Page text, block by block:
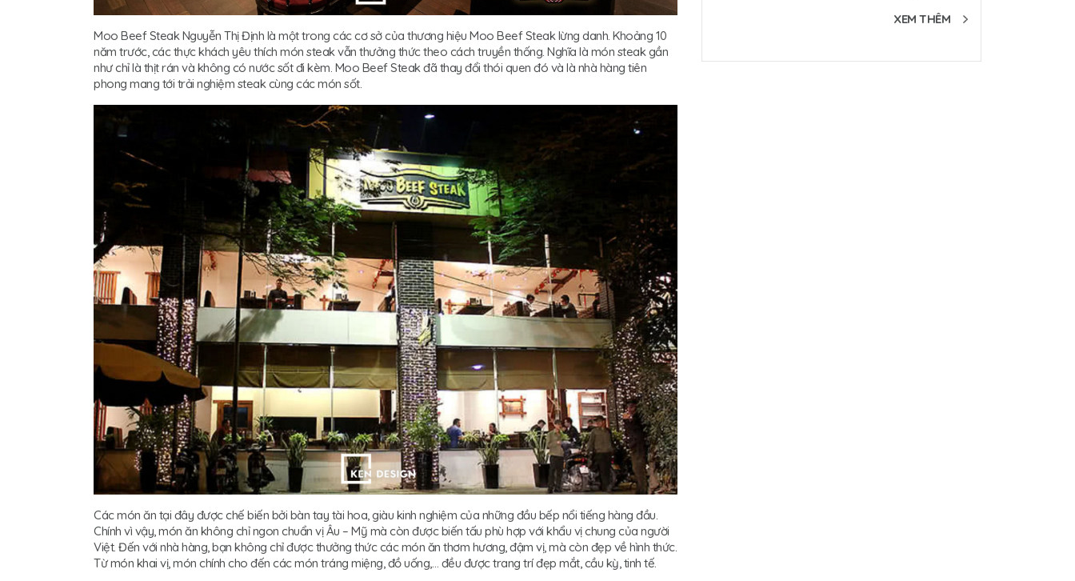
Moo Beef Steak Nguyễn Thị Định là một trong các cơ sở của thương hiệu Moo Beef Steak lừng danh. Khoảng 10
năm trước, các thực khách yêu thích món steak vẫn thưởng thức theo cách truyền thống. Nghĩa là món steak gần
như chỉ là thịt rán và không có nước sốt đi kèm. Moo Beef Steak đã thay đổi thói quen đó và là nhà hàng tiên
phong mang tới trải nghiệm steak cùng các món sốt.
Các món ăn tại đây được chế biến bởi bàn tay tài hoa, giàu kinh nghiệm của những đầu bếp nổi tiếng hàng đầu.
Chính vì vậy, món ăn không chỉ ngon chuẩn vị Âu – Mỹ mà còn được biến tấu phù hợp với khẩu vị chung của người
Việt. Đến với nhà hàng, bạn không chỉ được thưởng thức các món ăn thơm hương, đậm vị, mà còn đẹp về hình thức.
Từ món khai vị, món chính cho đến các món tráng miệng, đồ uống,… đều được trang trí đẹp mắt, cầu kỳ, tinh tế.
XEM THÊM